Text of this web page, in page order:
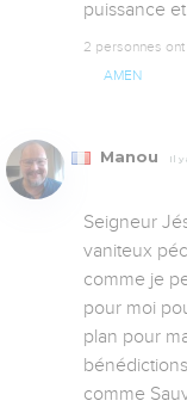
puissance
2 personnes
AMEN
Manou Il y
Seigneur
vaniteux
comme je
pour moi
plan pour
comme